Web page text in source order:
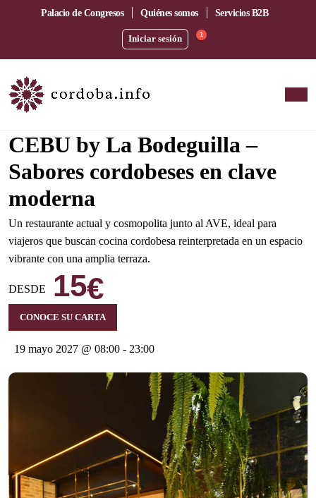
Palacio de Congresos Quiénes somos Servicios B2B
Iniciar sesión 1
CEBU by La Bodeguilla –
Sabores cordobeses en clave
moderna
Un restaurante actual y cosmopolita junto al AVE, ideal para
viajeros que buscan cocina cordobesa reinterpretada en un espacio
vibrante con una amplia terraza.
DESDE 15€
CONOCE SU CARTA
19 mayo 2027 @ 08:00 - 23:00